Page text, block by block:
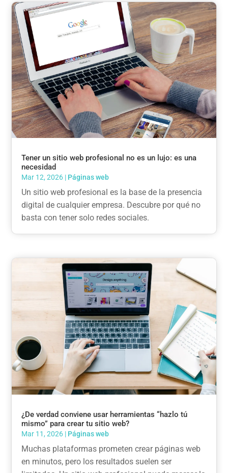
Tener un sitio web profesional no es un lujo: es una
necesidad
Mar 12, 2026 | Páginas web
Un sitio web profesional es la base de la presencia
digital de cualquier empresa. Descubre por qué no
basta con tener solo redes sociales.
¿De verdad conviene usar herramientas “hazlo tú
mismo” para crear tu sitio web?
Mar 11, 2026 | Páginas web
Muchas plataformas prometen crear páginas web
en minutos, pero los resultados suelen ser